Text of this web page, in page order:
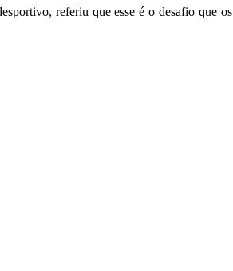
referiu que esse é o desafio que